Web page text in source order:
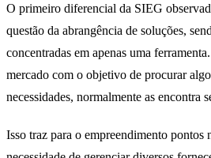
O primeiro diferencial da SIEG
questão da abrangência de soluções,
concentradas em apenas uma
mercado com o objetivo de procurar
necessidades, normalmente as encontra
Isso traz para o empreendimento pontos